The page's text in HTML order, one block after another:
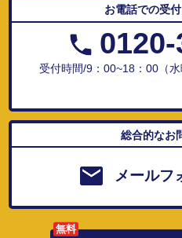
お電話での受
受付時間/9：00~18：00（水
総合的なお
メールフ
無料